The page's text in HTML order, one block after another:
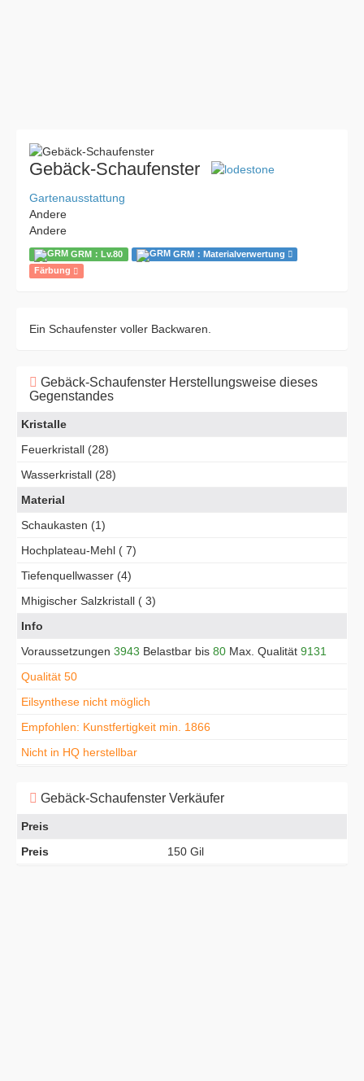
Gebäck-Schaufenster
Gartenausstattung
Andere
Andere
GRM：Lv.80
GRM：Materialverwertung
Färbung
Ein Schaufenster voller Backwaren.
Gebäck-Schaufenster Herstellungsweise dieses
Gegenstandes
Kristalle
Feuerkristall (28)
Wasserkristall (28)
Material
Schaukasten (1)
Hochplateau-Mehl ( 7)
Tiefenquellwasser (4)
Mhigischer Salzkristall ( 3)
Info
Voraussetzungen 3943 Belastbar bis 80 Max. Qualität 9131
Qualität 50
Eilsynthese nicht möglich
Empfohlen: Kunstfertigkeit min. 1866
Nicht in HQ herstellbar
Gebäck-Schaufenster Verkäufer
Preis
Preis
150 Gil